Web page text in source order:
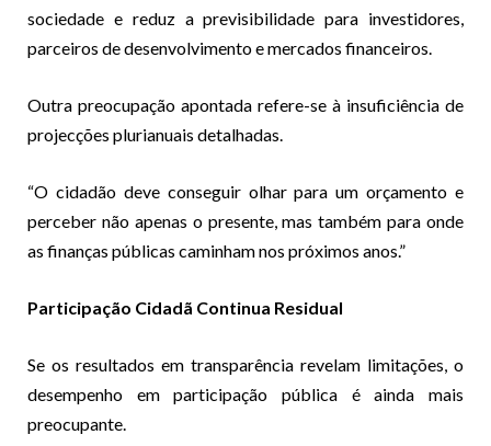
sociedade e reduz a previsibilidade para investidores,
parceiros de desenvolvimento e mercados financeiros.
Outra preocupação apontada refere-se à insuficiência de
projecções plurianuais detalhadas.
“O cidadão deve conseguir olhar para um orçamento e
perceber não apenas o presente, mas também para onde
as finanças públicas caminham nos próximos anos.”
Participação Cidadã Continua Residual
Se os resultados em transparência revelam limitações, o
desempenho em participação pública é ainda mais
preocupante.